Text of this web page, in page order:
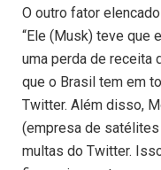
O outro fator
“Ele (Musk) teve que
uma perda de receita
que o Brasil tem em
Twitter. Além disso,
(empresa de
multas do Twitter.